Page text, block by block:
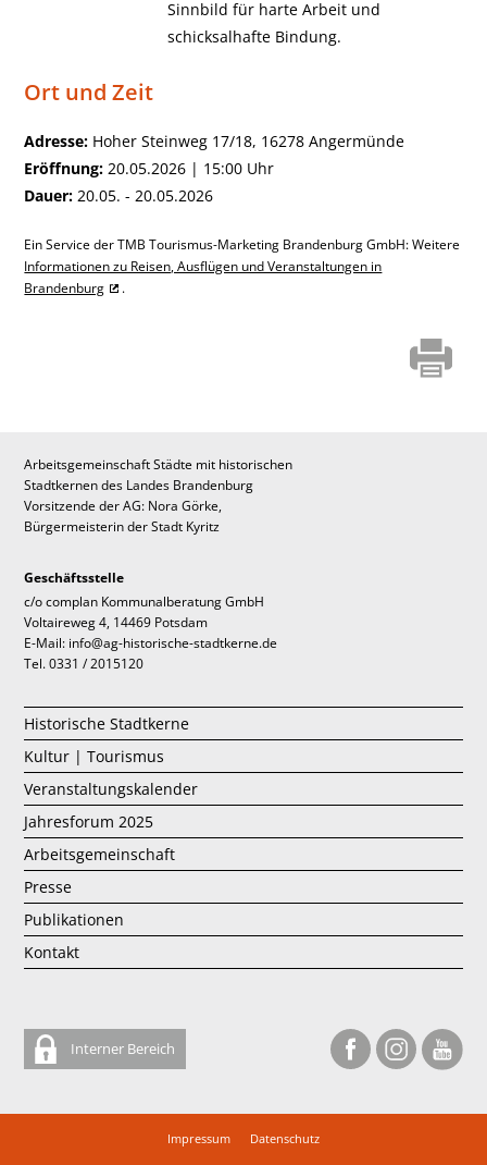
Sinnbild für harte Arbeit und
schicksalhafte Bindung.
Ort und Zeit
Adresse: Hoher Steinweg 17/18, 16278 Angermünde
Eröffnung: 20.05.2026 | 15:00 Uhr
Dauer: 20.05. - 20.05.2026
Ein Service der TMB Tourismus-Marketing Brandenburg GmbH: Weitere
Informationen zu Reisen, Ausflügen und Veranstaltungen in
Brandenburg
.
Arbeitsgemeinschaft Städte mit historischen
Stadtkernen des Landes Brandenburg
Vorsitzende der AG: Nora Görke,
Bürgermeisterin der Stadt Kyritz
Geschäftsstelle
c/o complan Kommunalberatung GmbH
Voltaireweg 4, 14469 Potsdam
E-Mail: info@ag-historische-stadtkerne.de
Tel. 0331 / 2015120
Historische Stadtkerne
Kultur | Tourismus
Veranstaltungskalender
Jahresforum 2025
Arbeitsgemeinschaft
Presse
Publikationen
Kontakt
Interner Bereich
Impressum
Datenschutz